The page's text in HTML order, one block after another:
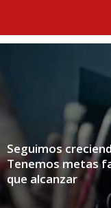
contenido
Seguimos
Tenemos metas
que alcanzar